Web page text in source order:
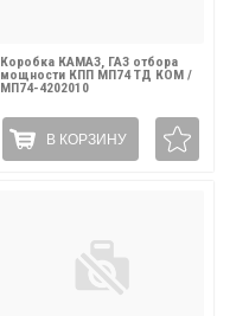
Коробка КАМАЗ, ГАЗ отбора
мощности КПП МП74 ТД КОМ /
МП74-4202010
В КОРЗИНУ